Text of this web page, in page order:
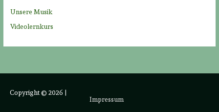
Unsere Musik
Videolernkurs
Copyright © 2026 |
Impressum